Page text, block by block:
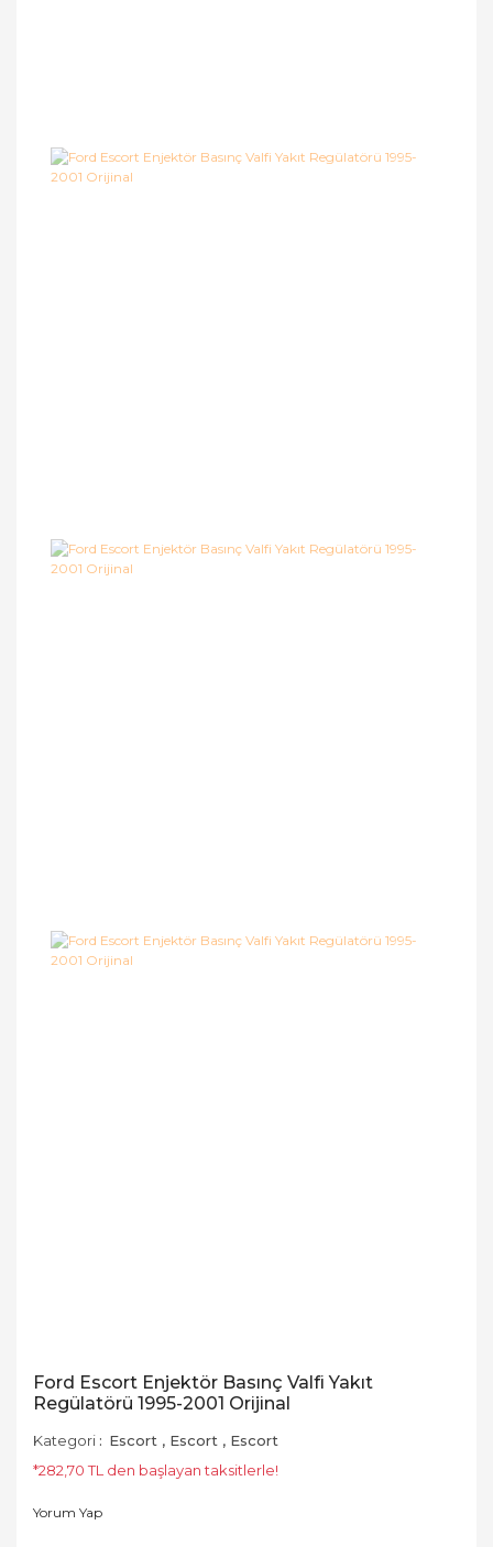
Ford Escort Enjektör Basınç Valfi Yakıt
Regülatörü 1995-2001 Orijinal
Kategori Escort , Escort , Escort
*282,70 TL den başlayan taksitlerle!
Yorum Yap